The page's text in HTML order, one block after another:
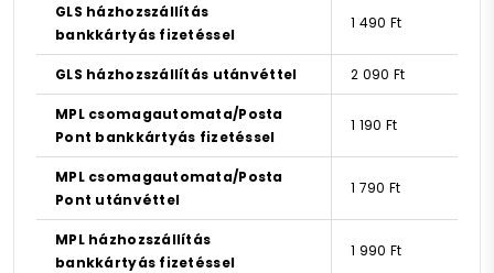
GLS házhozszállítás
bankkártyás fizetéssel
1 490 Ft
GLS házhozszállítás utánvéttel 2 090 Ft
MPL csomagautomata/Posta
Pont bankkártyás fizetéssel
1 190 Ft
MPL csomagautomata/Posta
Pont utánvéttel
1 790 Ft
MPL házhozszállítás
bankkártyás fizetéssel
1 990 Ft